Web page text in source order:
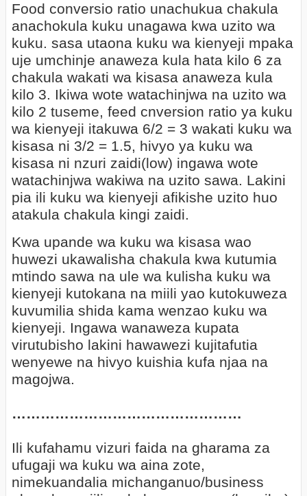
Food conversio ratio unachukua chakula
anachokula kuku unagawa kwa uzito wa
kuku. sasa utaona kuku wa kienyeji mpaka
uje umchinje anaweza kula hata kilo 6 za
chakula wakati wa kisasa anaweza kula
kilo 3. Ikiwa wote watachinjwa na uzito wa
kilo 2 tuseme, feed cnversion ratio ya kuku
wa kienyeji itakuwa 6/2 = 3 wakati kuku wa
kisasa ni 3/2 = 1.5, hivyo ya kuku wa
kisasa ni nzuri zaidi(low) ingawa wote
watachinjwa wakiwa na uzito sawa. Lakini
pia ili kuku wa kienyeji afikishe uzito huo
atakula chakula kingi zaidi.
Kwa upande wa kuku wa kisasa wao
huwezi ukawalisha chakula kwa kutumia
mtindo sawa na ule wa kulisha kuku wa
kienyeji kutokana na miili yao kutokuweza
kuvumilia shida kama wenzao kuku wa
kienyeji. Ingawa wanaweza kupata
virutubisho lakini hawawezi kujitafutia
wenyewe na hivyo kuishia kufa njaa na
magojwa.
…………………………………………
Ili kufahamu vizuri faida na gharama za
ufugaji wa kuku wa aina zote,
nimekuandalia michanganuo/business